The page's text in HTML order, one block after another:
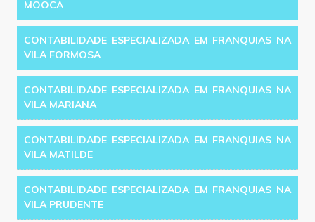
MOOCA
CONTABILIDADE ESPECIALIZADA EM FRANQUIAS NA
VILA FORMOSA
CONTABILIDADE ESPECIALIZADA EM FRANQUIAS NA
VILA MARIANA
CONTABILIDADE ESPECIALIZADA EM FRANQUIAS NA
VILA MATILDE
CONTABILIDADE ESPECIALIZADA EM FRANQUIAS NA
VILA PRUDENTE